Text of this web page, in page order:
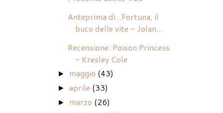
Anteprima di...Fortuna, il
buco delle vite - Jolan...
Recensione: Poison Princess
- Kresley Cole
► maggio (43)
►aprile (33)
► marzo (26)